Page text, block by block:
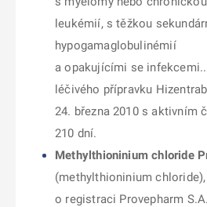
leukémií, s těžkou
hypogamaglobulinémií
a opakujícími se
léčivého přípravku
24. března 2010 s aktivním
210 dní.
Methylthioninium chloride
(methylthioninium
o registraci Provepharm